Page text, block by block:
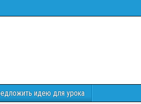
идею для урока